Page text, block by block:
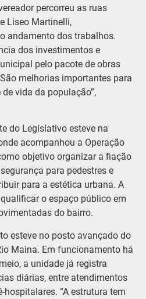
percorreu as ruas
Liseo Martinelli,
andamento dos trabalhos.
dos investimentos e
pelo pacote de obras
melhorias importantes para
vida da população”,
do Legislativo esteve na
acompanhou a Operação
objetivo organizar a fiação
para pedestres e
para a estética urbana. A
o espaço público em
do bairro.
esteve no posto avançado do
Maina. Em funcionamento há
a unidade já registra
diárias, entre atendimentos
hospitalares. “A estrutura tem